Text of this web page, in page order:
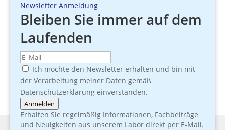
Newsletter Anmeldung
Bleiben Sie immer auf dem
Laufenden
Ich möchte den Newsletter erhalten und bin mit
der Verarbeitung meiner Daten gemäß
Datenschutzerklärung einverstanden.
Anmelden
Erhalten Sie regelmäßig Informationen, Fachbeiträge
und Neuigkeiten aus unserem Labor direkt per E-Mail.